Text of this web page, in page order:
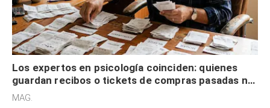
Los expertos en psicología coinciden: quienes
guardan recibos o tickets de compras pasadas no
son acumuladores, sino que tienen necesidad de
MAG.